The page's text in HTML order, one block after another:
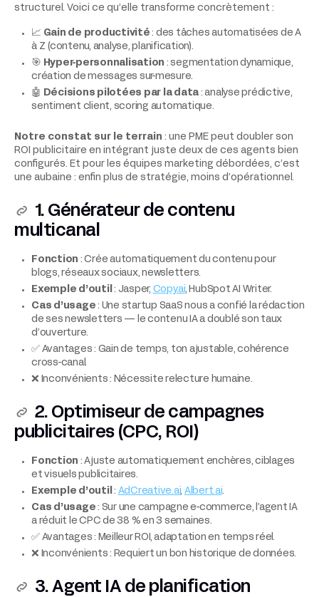
structurel. Voici ce qu’elle transforme concrètement :
📈 Gain de productivité : des tâches automatisées de A
à Z (contenu, analyse, planification).
🎯 Hyper-personnalisation : segmentation dynamique,
création de messages sur-mesure.
🤖
Décisions pilotées par la data : analyse prédictive,
sentiment client, scoring automatique.
Notre constat sur le terrain : une PME peut doubler son
ROI publicitaire en intégrant juste deux de ces agents bien
configurés. Et pour les équipes marketing débordées, c’est
une aubaine : enfin plus de stratégie, moins d’opérationnel.
1. Générateur de contenu
multicanal
Fonction : Crée automatiquement du contenu pour
blogs, réseaux sociaux, newsletters.
Exemple d’outil : Jasper, Copy.ai, HubSpot AI Writer.
Cas d’usage : Une startup SaaS nous a confié la rédaction
de ses newsletters — le contenu IA a doublé son taux
d’ouverture.
✅ Avantages : Gain de temps, ton ajustable, cohérence
cross-canal.
❌ Inconvénients : Nécessite relecture humaine.
2. Optimiseur de campagnes
publicitaires (CPC, ROI)
Fonction : Ajuste automatiquement enchères, ciblages
et visuels publicitaires.
Exemple d’outil : AdCreative.ai, Albert.ai.
Cas d’usage : Sur une campagne e-commerce, l’agent IA
a réduit le CPC de 38 % en 3 semaines.
✅ Avantages : Meilleur ROI, adaptation en temps réel.
❌ Inconvénients : Requiert un bon historique de données.
3. Agent IA de planification